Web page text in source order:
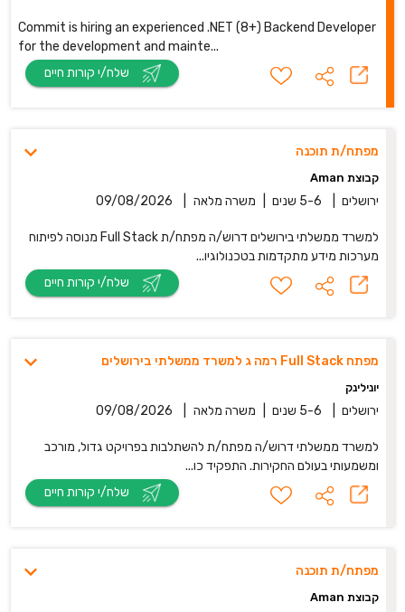
Commit is hiring an experienced .NET (8+) Backend Developer
for the development and mainte...
מפתח/ת תוכנה
קבוצת Aman
ירושלים 5-6 שנים משרה מלאה 09/08/2026
למשרד ממשלתי בירושלים דרוש/ה מפתח/ת Full Stack מנוסה לפיתוח
מערכות מידע מתקדמות בטכנולוגיו...
מפתח Full Stack רמה ג למשרד ממשלתי בירושלים
יונילינק
ירושלים 5-6 שנים משרה מלאה 09/08/2026
למשרד ממשלתי דרוש/ה מפתח/ת להשתלבות בפרויקט גדול, מורכב
ומשמעותי בעולם החקירות. התפקיד כו...
מפתח/ת תוכנה
קבוצת Aman